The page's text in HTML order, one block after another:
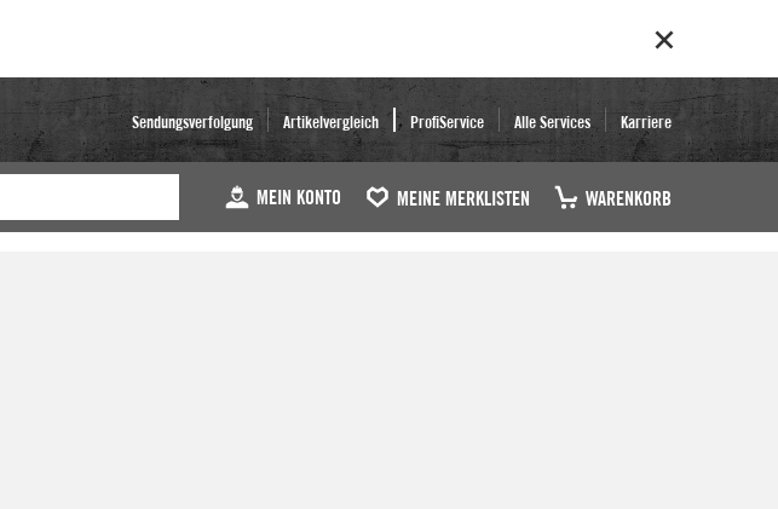
Sendungsverfolgung Artikelvergleich ProfiService Alle Services Karriere
MEIN KONTO MEINE MERKLISTEN WARENKORB